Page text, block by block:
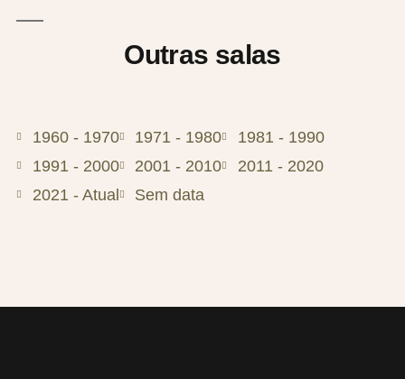
Outras salas
1960 - 1970 1971 - 1980
1981 - 1990
1991 - 2000
2001 - 2010
2011 - 2020
2021 - Atual
Sem data